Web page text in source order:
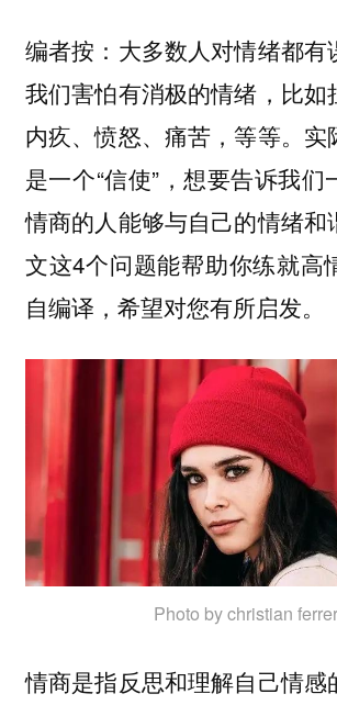
编者按：大多数人对情绪都有
我们害怕有消极的情绪，比如
内疚、愤怒、痛苦，等等。实
是一个“信使”，想要告诉我们
情商的人能够与自己的情绪和
文这4个问题能帮助你练就高
自编译，希望对您有所启发。
Photo by christian ferrer
情商是指反思和理解自己情感